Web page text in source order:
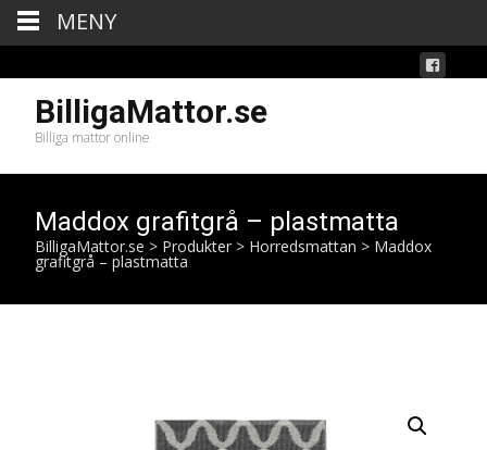
BilligaMattor.se
Billiga mattor online
Maddox grafitgrå – plastmatta
BilligaMattor.se > Produkter > Horredsmattan > Maddox
grafitgrå – plastmatta
MENY